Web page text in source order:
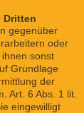
Dritten
gegenüber
oder
sonst
Grundlage
der
Art. 6 Abs. 1 lit.
eingewilligt